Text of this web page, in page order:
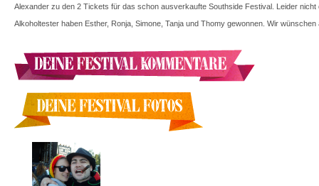
Alexander zu den 2 Tickets für das schon ausverkaufte Southside Festival. Leider nicht
Alkoholtester haben Esther, Ronja, Simone, Tanja und Thomy gewonnen. Wir